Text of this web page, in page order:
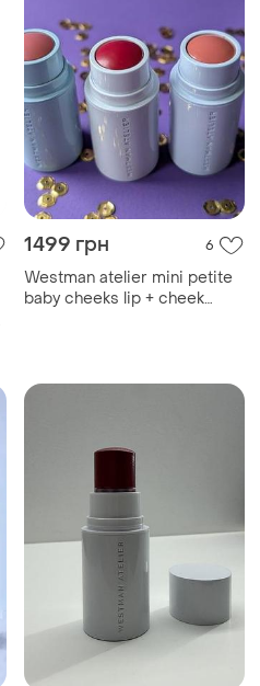
1499 грн 6
Westman atelier mini petite
baby cheeks lip + cheek